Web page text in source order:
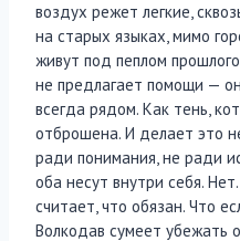
воздух режет легкие,
на старых языках, мимо
живут под пеплом
не предлагает помощи —
всегда рядом. Как тень,
отброшена. И делает это
ради понимания, не ради
оба несут внутри себя.
считает, что обязан. Что
Волкодав сумеет убежать